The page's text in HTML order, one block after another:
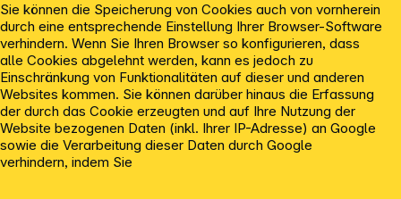
Sie können die Speicherung von Cookies auch von vornherein
durch eine entsprechende Einstellung Ihrer Browser-Software
verhindern. Wenn Sie Ihren Browser so konfigurieren, dass
alle Cookies abgelehnt werden, kann es jedoch zu
Einschränkung von Funktionalitäten auf dieser und anderen
Websites kommen. Sie können darüber hinaus die Erfassung
der durch das Cookie erzeugten und auf Ihre Nutzung der
Website bezogenen Daten (inkl. Ihrer IP-Adresse) an Google
sowie die Verarbeitung dieser Daten durch Google
verhindern, indem Sie